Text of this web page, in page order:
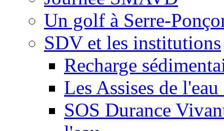
Un golf à Serre-
SDV et les institutions
Recharge
Les Assises de
SOS Durance